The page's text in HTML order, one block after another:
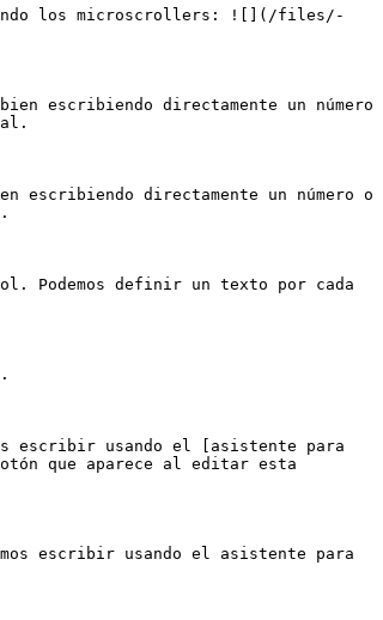
los microscrollers: ![](/files/-
escribiendo directamente un número
directamente un número o
Podemos definir un texto por cada
escribir usando el [asistente para
que aparece al editar esta
escribir usando el asistente para